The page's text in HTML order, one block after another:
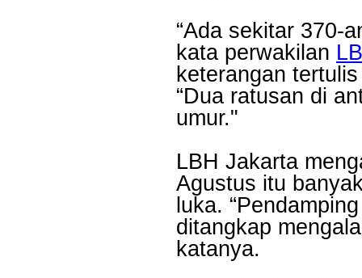
“Ada sekitar 370-
kata perwakilan
keterangan
“Dua ratusan di
umur."
LBH Jakarta
Agustus itu
luka.
ditangkap
katanya.